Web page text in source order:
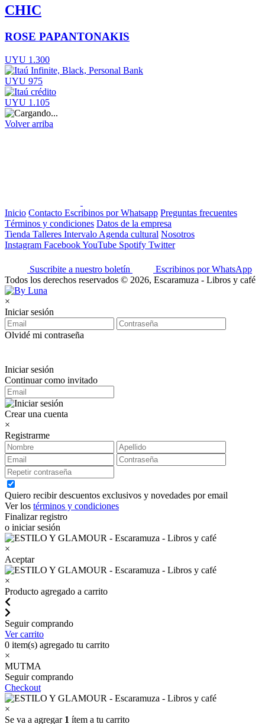
CHIC
ROSE PAPANTONAKIS
UYU 1.300
UYU 975
UYU 1.105
Volver arriba
Inicio Contacto Escribinos por Whatsapp Preguntas frecuentes
Términos y condiciones Datos de la empresa
Tienda Talleres Intervalo Agenda cultural Nosotros
Instagram FacebookYouTube Spotify Twitter
Suscribite a nuestro boletín
Escribinos por WhatsApp
Todos los derechos reservados © 2026, Escaramuza - Libros y café
×
Iniciar sesión
Olvidé mi contraseña
Iniciar sesión
Continuar como invitado
Crear una cuenta
×
Registrarme
Quiero recibir descuentos exclusivos y novedades por email
Ver los términos y condiciones
Finalizar registro
o iniciar sesión
×
Aceptar
×
Producto agregado a carrito
Seguir comprando
Ver carrito
0 item(s) agregado tu carrito
×
MUTMA
Seguir comprando
Checkout
×
Se va a agregar 1 ítem a tu carrito